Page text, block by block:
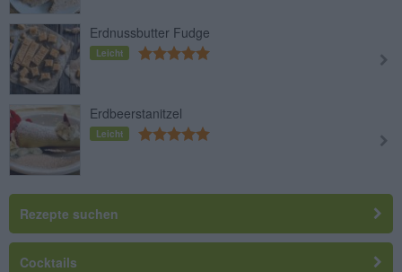
Erdnussbutter Fudge
Leicht
Erdbeerstanitzel
Leicht
Rezepte suchen
Cocktails